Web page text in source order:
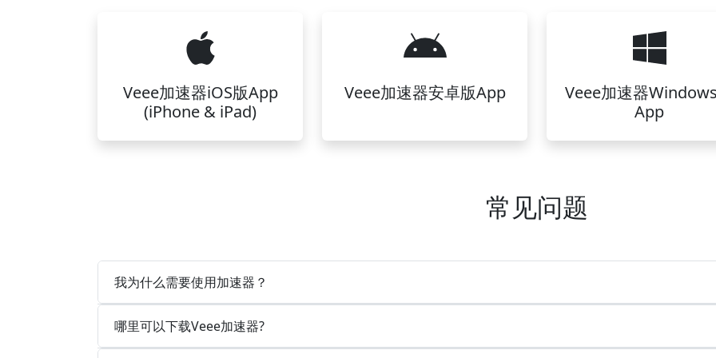
Veee加速器iOS版App
(iPhone & iPad)
Veee加速器安卓版App
Veee加速器
App
常见问题
我为什么需要使用加速器？
哪里可以下载Veee加速器?